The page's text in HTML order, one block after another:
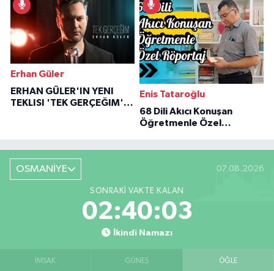
Erhan Güler
ERHAN GÜLER'IN YENI
TEKLISI 'TEK GERÇEĞIM'LE
Enis Tataroğlu
68 Dili Akıcı Konuşan
Öğretmenle Özel
OSMANİYE 07.08.2026
SONRAKI VAKTE KALAN
02:40:02
İkindi Namazı
İMSAK GÜNEŞ ÖĞLE